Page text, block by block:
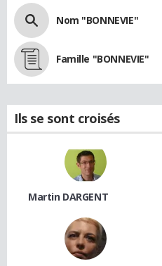
Nom "BONNEVIE"
Famille "BONNEVIE"
Ils se sont croisés
Martin DARGENT